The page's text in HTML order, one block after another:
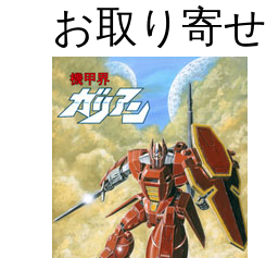
お取り寄せ